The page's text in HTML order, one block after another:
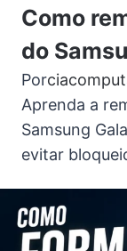
Como
do
Por
Aprenda a
Samsung
evitar